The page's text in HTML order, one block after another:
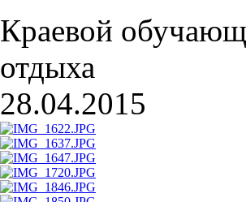
Краевой
отдыха
28.04.2015